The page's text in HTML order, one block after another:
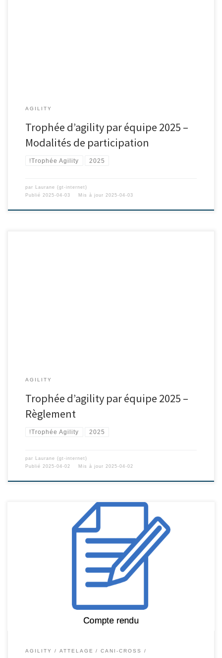
AGILITY
Trophée d’agility par équipe 2025 –
Modalités de participation
!Trophée Agility 2025
par Laurane (gt-internet)
Publié 2025-04-03 Mis à jour 2025-04-03
AGILITY
Trophée d’agility par équipe 2025 –
Règlement
!Trophée Agility 2025
par Laurane (gt-internet)
Publié 2025-04-02 Mis à jour 2025-04-02
AGILITY ATTELAGE
CANI-CROSS